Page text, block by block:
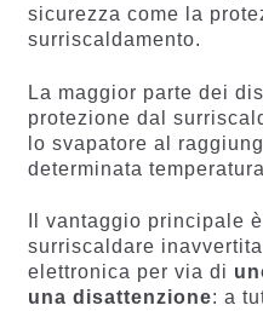
sicurezza come la
surriscaldamento.
La maggior parte dei
protezione dal
lo svapatore al
determinata
Il vantaggio principale
surriscaldare
elettronica per via di
una disattenzione: a